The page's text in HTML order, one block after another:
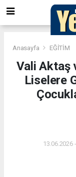
Anasayfa EĞİTİM
Vali Aktaş
Liselere
13.06.2026